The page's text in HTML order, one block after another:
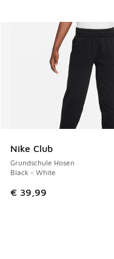
Nike Club
Grundschule Hosen
Black - White
€ 39,99